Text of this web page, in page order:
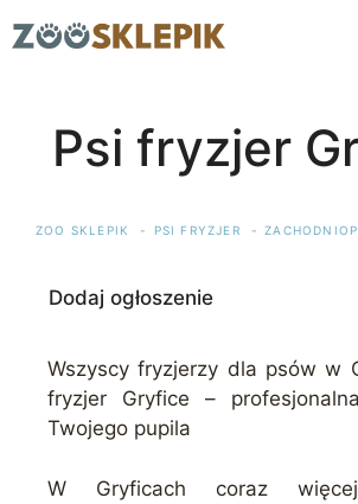
do
Psi fryzjer
ZOO SKLEPIK PSI FRYZJER
Dodaj ogłoszenie
Wszyscy fryzjerzy dla psów w
fryzjer Gryfice –
Twojego pupila
W Gryficach coraz więcej